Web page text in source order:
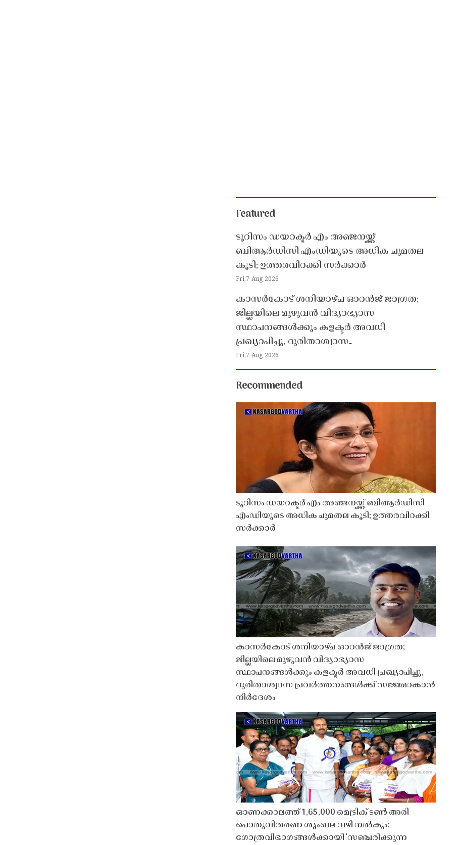
Featured
ടൂറിസം ഡയറക്ടർ എം അഞ്ജനയ്ക്ക്
ബിആർഡിസി എംഡിയുടെ അധിക ചുമതല
കൂടി; ഉത്തരവിറക്കി സർക്കാർ
Fri,7 Aug 2026
കാസർകോട് ശനിയാഴ്ച ഓറൻജ് ജാഗ്രത;
ജില്ലയിലെ മുഴുവൻ വിദ്യാഭ്യാസ
സ്ഥാപനങ്ങൾക്കും കളക്ടർ അവധി
പ്രഖ്യാപിച്ചു, ദുരിതാശ്വാസ
പ്രവർത്തനങ്ങൾക്ക് സജ്ജമാകാൻ നിർദേശം
Fri,7 Aug 2026
Recommended
ടൂറിസം ഡയറക്ടർ എം അഞ്ജനയ്ക്ക് ബിആർഡിസി
എംഡിയുടെ അധിക ചുമതല കൂടി; ഉത്തരവിറക്കി
സർക്കാർ
കാസർകോട് ശനിയാഴ്ച ഓറൻജ് ജാഗ്രത;
ജില്ലയിലെ മുഴുവൻ വിദ്യാഭ്യാസ
സ്ഥാപനങ്ങൾക്കും കളക്ടർ അവധി പ്രഖ്യാപിച്ചു,
ദുരിതാശ്വാസ പ്രവർത്തനങ്ങൾക്ക് സജ്ജമാകാൻ
നിർദേശം
ഓണക്കാലത്ത് 1,65,000 മെട്രിക് ടൺ അരി
പൊതുവിതരണ ശൃംഖല വഴി നൽകും;
ഗോത്രവിഭാഗങ്ങൾക്കായി 'സഞ്ചരിക്കുന്ന